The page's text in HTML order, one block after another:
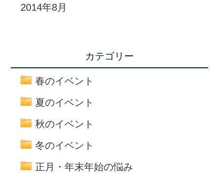
2014年8月
カテゴリー
春のイベント
夏のイベント
秋のイベント
冬のイベント
正月・年末年始の悩み